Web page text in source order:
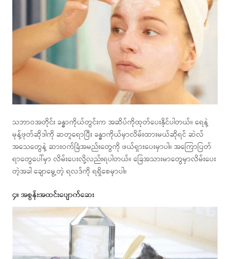
သဘာဝအတိုင်း ခန္ဓာကိုယ်တွင်းက အဆိပ်ကိုထုတ်ပေးနိုင်ပါတယ်။ ရေနဲ့
မုန့်ဖုတ်ဆိုဒါကို ဆတူရောပြီး ခန္ဓာကိုယ်မှာလိမ်းထားမယ်ဆိုရင် ဆဲလ်
အသေတွေနဲ့ ဆားဝက်ခြံအမည်းတွေကို ဖယ်ရှားပေးမှာပါ။ အကြောပြတ်
ရာတွေပေါ်မှာ လိမ်းပေးလို့လည်းရပါတယ်။ ခြေအသားမာတွေမှာလိမ်းပေး
တဲ့အခါ ချောမွေ့တဲ့ ရလဒ်ကို ရရှိစေမှာပါ။
၄။ အစွန်းအထင်းပျောက်ဆေး